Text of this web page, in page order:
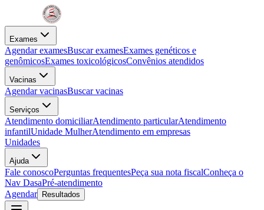
Exames
Agendar examesBuscar examesExames genéticos e
genômicosExames toxicológicosConvênios atendidos
Vacinas
Agendar vacinasBuscar vacinas
Serviços
Atendimento domiciliarAtendimento particularAtendimento
infantilUnidade MulherAtendimento em empresas
Unidades
Ajuda
Fale conoscoPerguntas frequentesPeça sua nota fiscalConheça o
Nav DasaPré-atendimento
Agendar
Resultados